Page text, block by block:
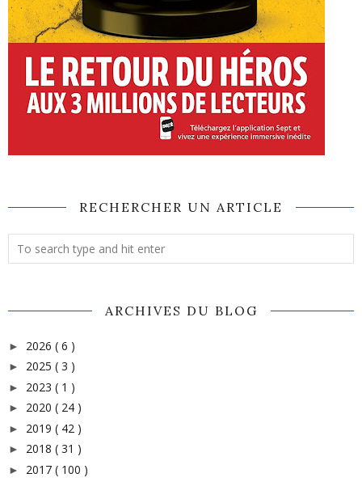
RECHERCHER UN ARTICLE
ARCHIVES DU BLOG
► 2026 ( 6 )
► 2025 ( 3 )
► 2023 ( 1 )
► 2020 ( 24 )
► 2019 ( 42 )
► 2018 ( 31 )
► 2017 ( 100 )